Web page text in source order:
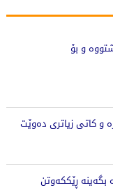
و بۆ
و کاتی زیاتری دەوێت
بگەینە ڕێککەوتن